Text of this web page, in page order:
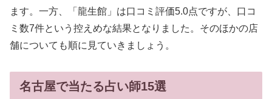
ます。一方、「龍生館」は口コミ評価5.0点ですが、口コ
ミ数7件という控えめな結果となりました。そのほかの店
舗についても順に見ていきましょう。
名古屋で当たる占い師15選